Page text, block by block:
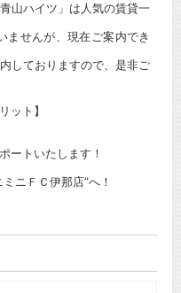
山ハイツ」は人気の賃貸一
ませんが、現在ご案内でき
しておりますので、是非ご
ット】
ートいたします！
ニＦＣ伊那店”へ！